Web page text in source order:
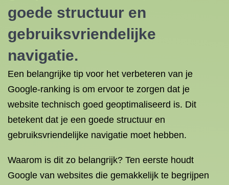
goede structuur en
gebruiksvriendelijke
navigatie.
Een belangrijke tip voor het verbeteren van je
Google-ranking is om ervoor te zorgen dat je
website technisch goed geoptimaliseerd is. Dit
betekent dat je een goede structuur en
gebruiksvriendelijke navigatie moet hebben.
Waarom is dit zo belangrijk? Ten eerste houdt
Google van websites die gemakkelijk te begrijpen